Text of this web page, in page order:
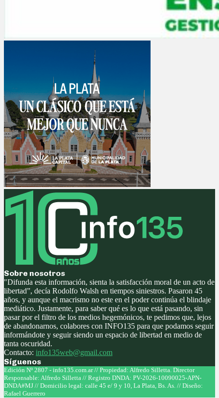
Sobre nosotros
"Difunda esta información, sienta la satisfacción moral de un acto de
libertad”, decía Rodolfo Walsh en tiempos siniestros. Pasaron 45
años, y aunque el macrismo no este en el poder continúa el blindaje
mediático. Justamente, para saber qué es lo que está pasando, sin
pasar por el filtro de los medios hegemónicos, te pedimos que, lejos
de abandonarnos, colabores con INFO135 para que podamos seguir
informándote y seguir siendo un espacio de libertad en medio de
tanta oscuridad.
Contacto: info135web@gmail.com
Síguenos
Facebook
Twitter
Instagram
Youtube
Edición Nº 2807 - info135.com.ar // Propiedad: Alfredo Silletta. Director
Responsable: Alfredo Silletta // Registro DNDA: PV-2026-10090025-APN-
DNDA#MJ // Domicilio legal: calle 45 e/ 9 y 10, La Plata, Bs. As. // Diseño:
Rafael Guerrero